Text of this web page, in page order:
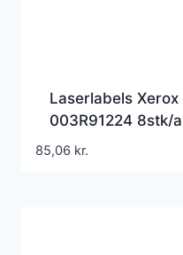
Laserlabels Xerox
003R91224 8stk/
85,06 kr.